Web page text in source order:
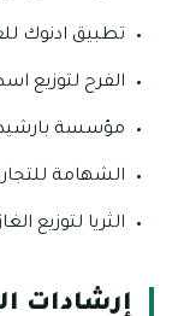
تطبيق ادنوك
الفرح لتوزيع
مؤسسة بارشيد
الشهامة
الثريا لتوزيع
إرشادات